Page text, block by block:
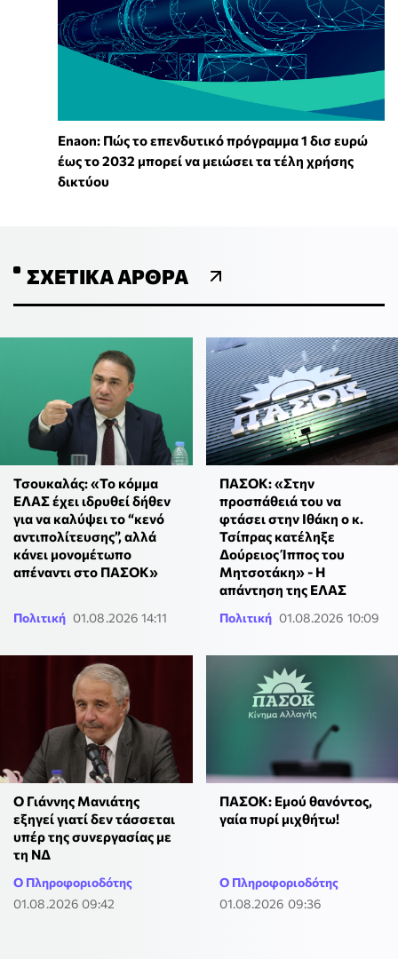
Enaon: Πώς το επενδυτικό πρόγραμμα 1 δισ ευρώ
έως το 2032 μπορεί να μειώσει τα τέλη χρήσης
δικτύου
ΣΧΕΤΙΚΆ ΆΡΘΡΑ
Τσουκαλάς: «Το κόμμα
ΕΛΑΣ έχει ιδρυθεί δήθεν
για να καλύψει το “κενό
αντιπολίτευσης”, αλλά
κάνει μονομέτωπο
απέναντι στο ΠΑΣΟΚ»
Πολιτική 01.08.2026 14:11
ΠΑΣΟΚ: «Στην
προσπάθειά του να
φτάσει στην Ιθάκη ο κ.
Τσίπρας κατέληξε
Δούρειος Ίππος του
Μητσοτάκη» - Η
απάντηση της ΕΛΑΣ
Πολιτική 01.08.2026 10:09
Ο Γιάννης Μανιάτης
εξηγεί γιατί δεν τάσσεται
υπέρ της συνεργασίας με
τη ΝΔ
Ο Πληροφοριοδότης
01.08.2026 09:42
ΠΑΣΟΚ: Εμού θανόντος,
γαία πυρί μιχθήτω!
Ο Πληροφοριοδότης
01.08.2026 09:36